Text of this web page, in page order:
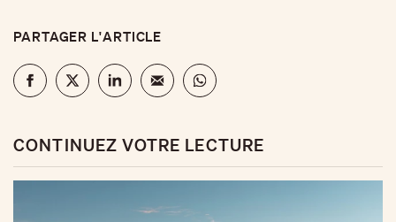
PARTAGER L'ARTICLE
CONTINUEZ VOTRE LECTURE